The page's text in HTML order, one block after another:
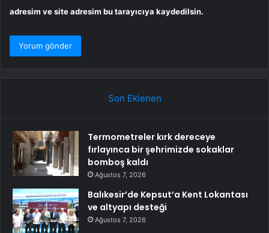
adresim ve site adresim bu tarayıcıya kaydedilsin.
Son Eklenen
Termometreler kırk dereceye
fırlayınca bir şehrimizde sokaklar
bomboş kaldı
Ağustos 7, 2026
Balıkesir’de Kepsut’a Kent Lokantası
ve altyapı desteği
Ağustos 7, 2026